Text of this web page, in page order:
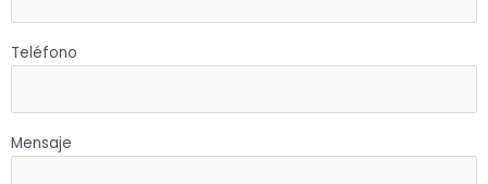
Teléfono
Mensaje